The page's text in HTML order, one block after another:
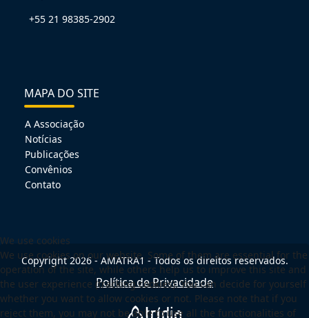
+55 21 98385-2902
MAPA DO SITE
A Associação
Notícias
Publicações
Convênios
Contato
Copyright 2026 - AMATRA1 - Todos os direitos reservados.
Política de Privacidade
We use cookies
We use cookies on our website. Some of them are essential for the
operation of the site, while others help us to improve this site and
the user experience (tracking cookies). You can decide for yourself
whether you want to allow cookies or not. Please note that if you
reject them, you may not be able to use all the functionalities of